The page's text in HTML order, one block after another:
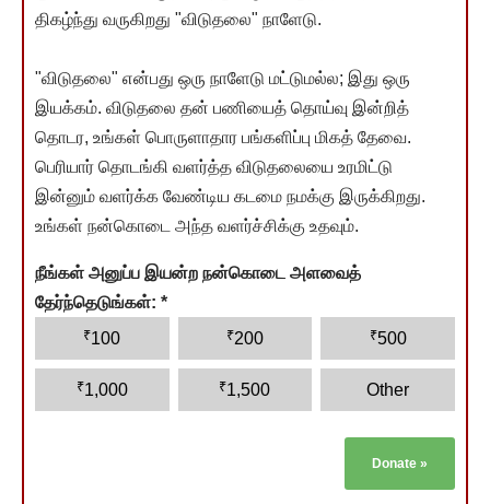
திகழ்ந்து வருகிறது "விடுதலை" நாளேடு.
"விடுதலை" என்பது ஒரு நாளேடு மட்டுமல்ல; இது ஒரு
இயக்கம். விடுதலை தன் பணியைத் தொய்வு இன்றித்
தொடர, உங்கள் பொருளாதார பங்களிப்பு மிகத் தேவை.
பெரியார் தொடங்கி வளர்த்த விடுதலையை உரமிட்டு
இன்னும் வளர்க்க வேண்டிய கடமை நமக்கு இருக்கிறது.
உங்கள் நன்கொடை அந்த வளர்ச்சிக்கு உதவும்.
நீங்கள் அனுப்ப இயன்ற நன்கொடை அளவைத்
தேர்ந்தெடுங்கள்: *
₹100 ₹200 ₹500
₹1,000 ₹1,500 Other
Donate »